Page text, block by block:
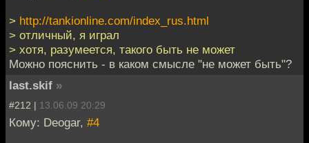
> http://tankionline.com/index_rus.html
> отличный, я играл
> хотя, разумеется, такого быть не может
Можно пояснить - в каком смысле "не может быть"?
last.skif »
#212 | 13.06.09 20:29
Кому: Deogar, #4